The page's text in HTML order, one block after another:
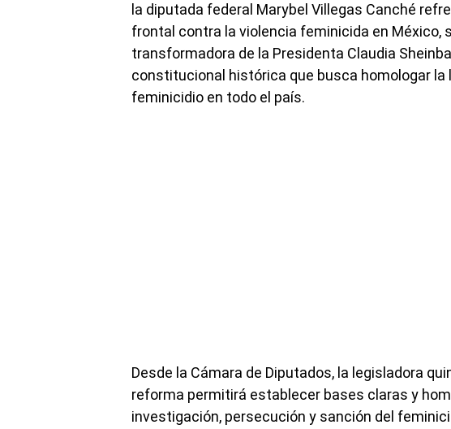
la diputada federal Marybel Villegas Canché
frontal contra la violencia feminicida en México,
transformadora de la Presidenta Claudia
constitucional histórica que busca homologar la
feminicidio en todo el país.
Desde la Cámara de Diputados, la legisladora
reforma permitirá establecer bases claras y
investigación, persecución y sanción del